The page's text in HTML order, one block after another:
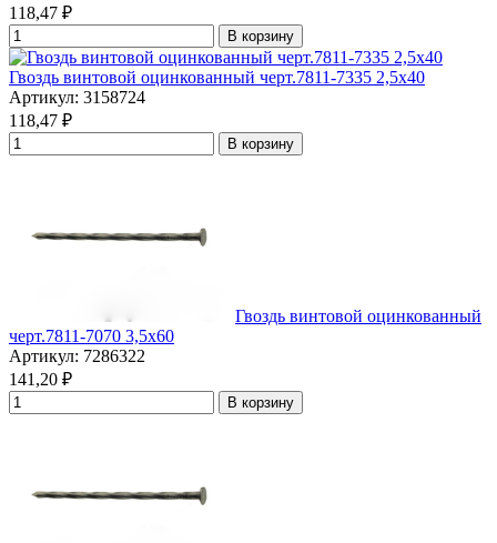
118,47 ₽
В корзину
Гвоздь винтовой оцинкованный черт.7811-7335 2,5x40
Артикул: 3158724
118,47 ₽
В корзину
Гвоздь винтовой оцинкованный
черт.7811-7070 3,5x60
Артикул: 7286322
141,20 ₽
В корзину